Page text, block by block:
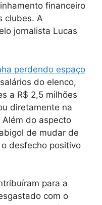
financeiro
clubes. A
jornalista Lucas
perdendo espaço
do elenco,
a R$ 2,5 milhões
diretamente na
do aspecto
de mudar de
desfecho positivo
para a
com o